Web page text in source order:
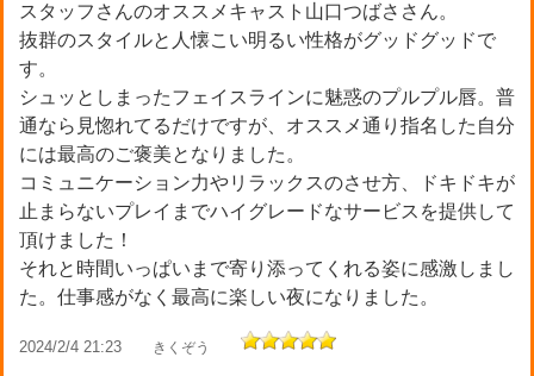
スタッフさんのオススメキャスト山口つばささん。
抜群のスタイルと人懐こい明るい性格がグッドグッドで
す。
シュッとしまったフェイスラインに魅惑のプルプル唇。普
通なら見惚れてるだけですが、オススメ通り指名した自分
には最高のご褒美となりました。
コミュニケーション力やリラックスのさせ方、ドキドキが
止まらないプレイまでハイグレードなサービスを提供して
頂けました！
それと時間いっぱいまで寄り添ってくれる姿に感激しまし
た。仕事感がなく最高に楽しい夜になりました。
2024/2/4 21:23 きくぞう